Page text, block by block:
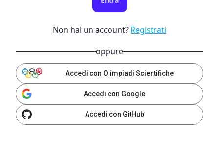
Non hai un account? Registrati
oppure
Accedi con Olimpiadi Scientifiche
Accedi con Google
Accedi con GitHub